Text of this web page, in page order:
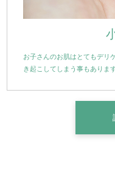
お子さんのお肌はとてもデリ
き起こしてしまう事もありま